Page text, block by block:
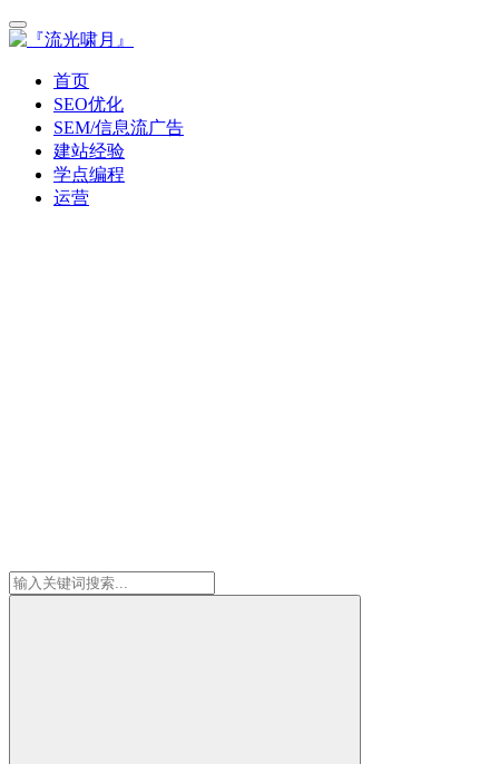
首页
SEO优化
SEM/信息流广告
建站经验
学点编程
运营